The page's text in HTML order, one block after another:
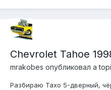
Chevrolet Tahoe
mrakobes опубликовал a
Разбираю Тахо 5-дверный,